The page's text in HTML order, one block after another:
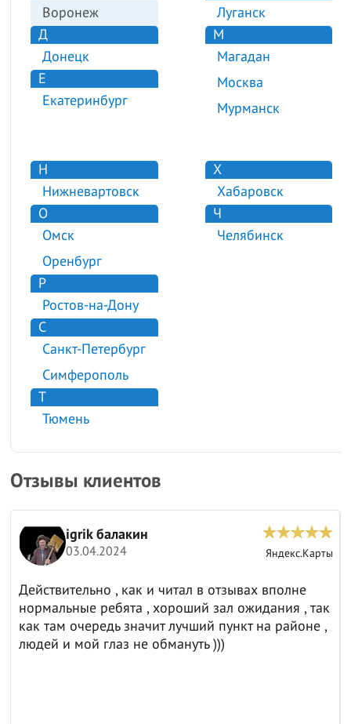
Воронеж
Д
Донецк
Е
Екатеринбург
Луганск
М
Магадан
Москва
Мурманск
Н
Нижневартовск
О
Омск
Оренбург
Р
Ростов-на-Дону
С
Санкт-Петербург
Симферополь
Т
Тюмень
Х
Хабаровск
Ч
Челябинск
Отзывы клиентов
igrik балакин
03.04.2024 Яндекс.Карты
Действительно , как и читал в отзывах вполне
нормальные ребята , хороший зал ожидания , так
как там очередь значит лучший пункт на районе ,
людей и мой глаз не обмануть )))